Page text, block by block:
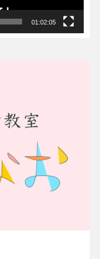
01:02:05